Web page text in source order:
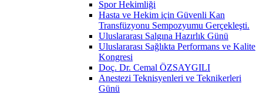
Spor Hekimliği
Hasta ve Hekim için Güvenli Kan
Transfüzyonu Sempozyumu Gerçekleşti.
Uluslararası Salgına Hazırlık Günü
Uluslararası Sağlıkta Performans ve Kalite
Kongresi
Doç. Dr. Cemal ÖZSAYGILI
Anestezi Teknisyenleri ve Teknikerleri
Günü